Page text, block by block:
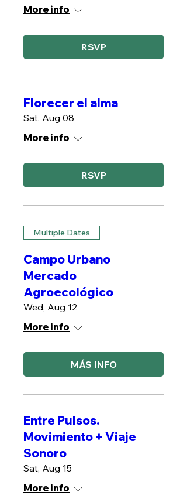
More info
RSVP
Florecer el alma
Sat, Aug 08
More info
RSVP
Multiple Dates
Campo Urbano
Mercado
Agroecológico
Wed, Aug 12
More info
MÁS INFO
Entre Pulsos.
Movimiento + Viaje
Sonoro
Sat, Aug 15
More info